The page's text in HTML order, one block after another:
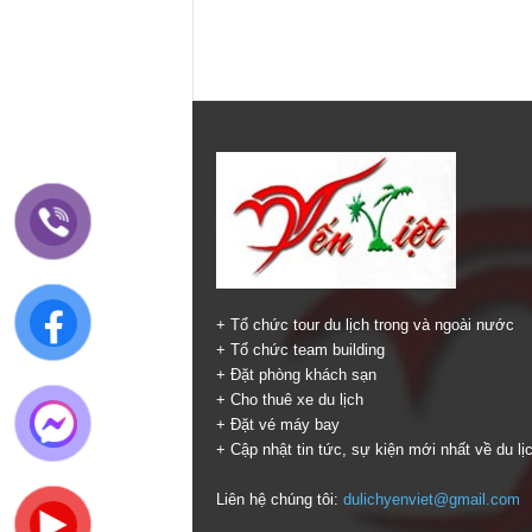
+ Tổ chức tour du lịch trong và ngoài nước
+ Tổ chức team building
+ Đặt phòng khách sạn
+ Cho thuê xe du lịch
+ Đặt vé máy bay
+ Cập nhật tin tức, sự kiện mới nhất về du
Liên hệ chúng tôi: dulichyenviet@gmail.com